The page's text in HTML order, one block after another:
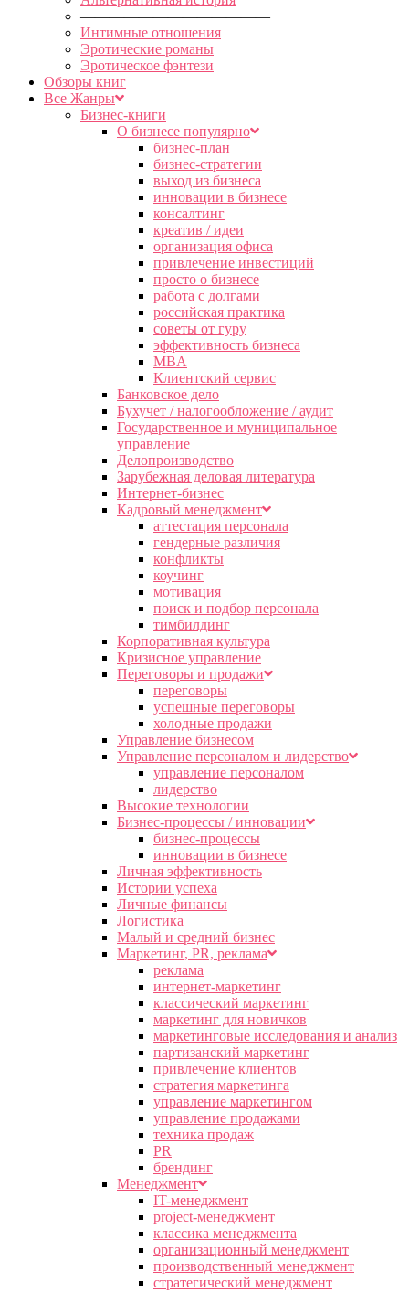
—————————————
Интимные отношения
Эротические романы
Эротическое фэнтези
Обзоры книг
Все Жанры
Бизнес-книги
О бизнесе популярно
бизнес-план
бизнес-стратегии
выход из бизнеса
инновации в бизнесе
консалтинг
креатив / идеи
организация офиса
привлечение инвестиций
просто о бизнесе
работа с долгами
российская практика
советы от гуру
эффективность бизнеса
MBA
Клиентский сервис
Банковское дело
Бухучет / налогообложение / аудит
Государственное и муниципальное
управление
Делопроизводство
Зарубежная деловая литература
Интернет-бизнес
Кадровый менеджмент
аттестация персонала
гендерные различия
конфликты
коучинг
мотивация
поиск и подбор персонала
тимбилдинг
Корпоративная культура
Кризисное управление
Переговоры и продажи
переговоры
успешные переговоры
холодные продажи
Управление бизнесом
Управление персоналом и лидерство
управление персоналом
лидерство
Высокие технологии
Бизнес-процессы / инновации
бизнес-процессы
инновации в бизнесе
Личная эффективность
Истории успеха
Личные финансы
Логистика
Малый и средний бизнес
Маркетинг, PR, реклама
реклама
интернет-маркетинг
классический маркетинг
маркетинг для новичков
маркетинговые исследования и анализ
партизанский маркетинг
привлечение клиентов
стратегия маркетинга
управление маркетингом
управление продажами
техника продаж
PR
брендинг
Менеджмент
IT-менеджмент
project-менеджмент
классика менеджмента
организационный менеджмент
производственный менеджмент
стратегический менеджмент